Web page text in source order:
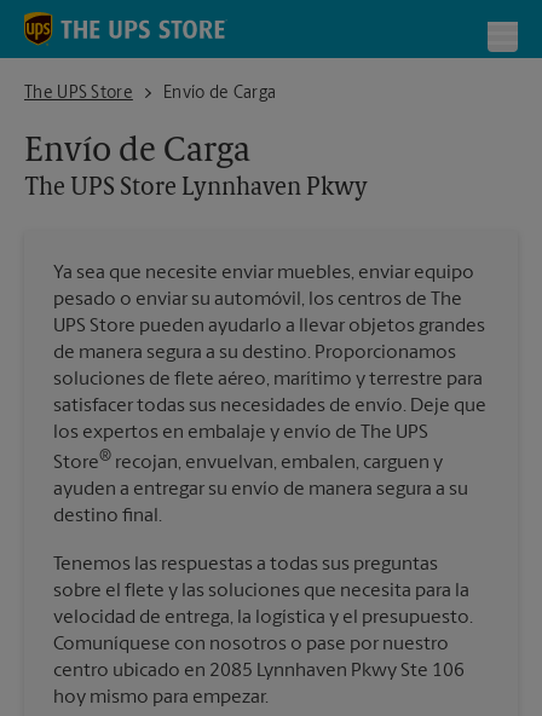
Skip to content
Return to Nav
The UPS Store
The UPS Store Lynnhaven Pkwy
Envío de Carga
Envío de Carga
The UPS Store Lynnhaven Pkwy
Ya sea que necesite enviar muebles, enviar equipo
pesado o enviar su automóvil, los centros de The
UPS Store pueden ayudarlo a llevar objetos grandes
de manera segura a su destino. Proporcionamos
soluciones de flete aéreo, marítimo y terrestre para
satisfacer todas sus necesidades de envío. Deje que
los expertos en embalaje y envío de The UPS
Store® recojan, envuelvan, embalen, carguen y
ayuden a entregar su envío de manera segura a su
destino final.
Tenemos las respuestas a todas sus preguntas
sobre el flete y las soluciones que necesita para la
velocidad de entrega, la logística y el presupuesto.
Comuníquese con nosotros o pase por nuestro
centro ubicado en 2085 Lynnhaven Pkwy Ste 106
hoy mismo para empezar.